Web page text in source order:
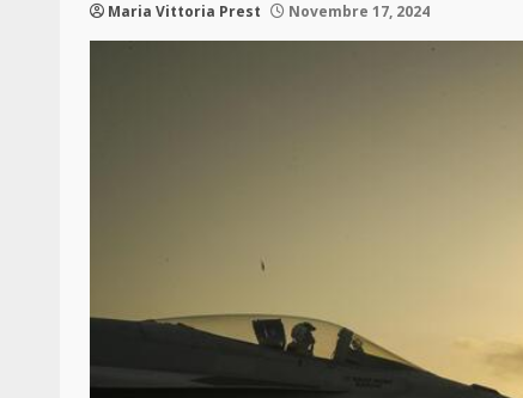
Maria Vittoria Prest Novembre 17, 2024